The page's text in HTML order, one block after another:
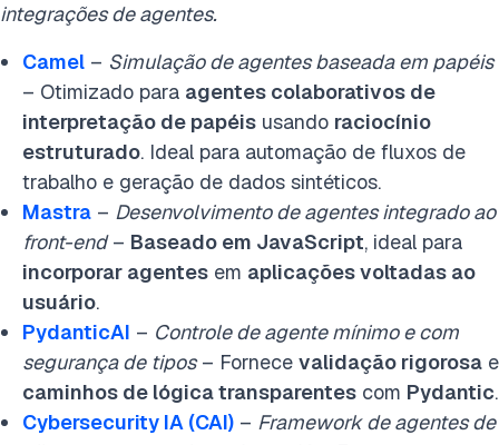
integrações de agentes.
Camel – Simulação de agentes baseada em papéis
– Otimizado para agentes colaborativos de
interpretação de papéis usando raciocínio
estruturado. Ideal para automação de fluxos de
trabalho e geração de dados sintéticos.
Mastra – Desenvolvimento de agentes integrado ao
front-end– Baseado em JavaScript, ideal para
incorporar agentes em aplicações voltadas ao
usuário.
PydanticAI – Controle de agente mínimo e com
segurança de tipos– Fornece validação rigorosa e
caminhos de lógica transparentes com Pydantic.
Cybersecurity IA (CAI) – Framework de agentes de